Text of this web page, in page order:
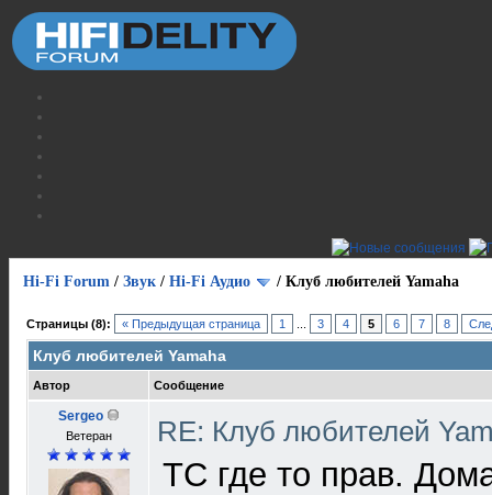
Hi-Fi Forum / Звук / Hi-Fi Аудио / Клуб любителей Yamaha
Страницы (8): « Предыдущая страница 1 3 4 5 6 7 8
Клуб любителей Yamaha
Автор Сообщение
Sergeo
Ветеран RE: Клуб любителей
ТС где то прав.